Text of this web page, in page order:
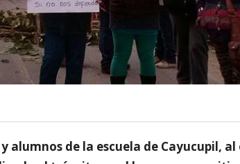
alumnos de la escuela de Cayucupil,